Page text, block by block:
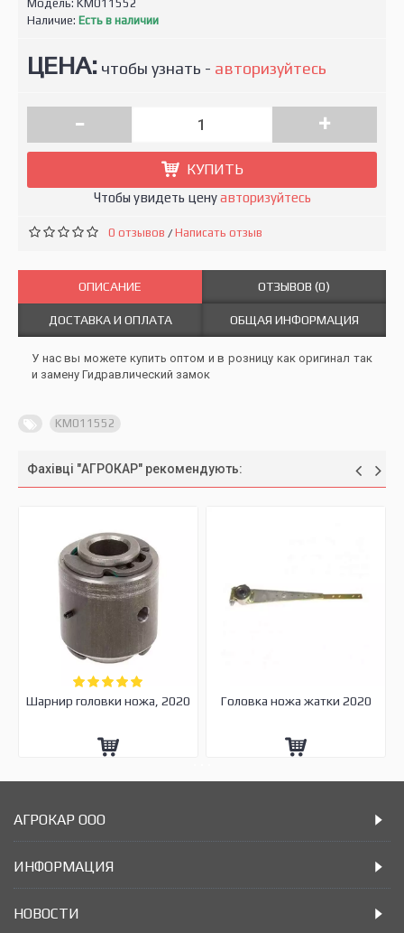
Модель: KM011552
Наличие: Есть в наличии
ЦЕНА: чтобы узнать - авторизуйтесь
- +
КУПИТЬ
Чтобы увидеть ценуавторизуйтесь
0 отзывов /Написать отзыв
ОПИСАНИЕ ОТЗЫВОВ (0)
ДОСТАВКА И ОПЛАТА ОБЩАЯ ИНФОРМАЦИЯ
У нас вы можете купить оптом и в розницу как оригинал так
и замену Гидравлический замок
KM011552
Фахівці "АГРОКАР" рекомендують:
Шарнир головки ножа, 2020 Головка ножа жатки 2020
АГРОКАР ООО
ИНФОРМАЦИЯ
НОВОСТИ